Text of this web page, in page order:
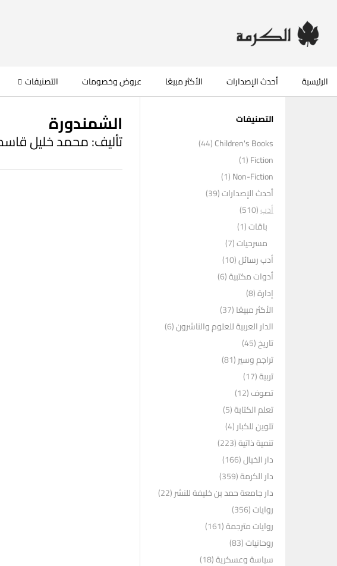
الرئيسية أحدث الإصدارات الأكثر مبيعًا عروض وخصومات التصنيفات
التصنيفات
Children's Books
(44)
Fiction
(1)
Non-Fiction
(1)
أحدث الإصدارات(39)
أدب(510)
باقات(1)
مسرحيات(7)
أدب رسائل(10)
أدوات مكتبية(6)
إدارة(8)
الأكثر مبيعًا(37)
الدار العربية للعلوم والناشرون(6)
تاريخ(45)
تراجم وسير(81)
تربية(17)
تصوف(12)
تعلم الكتابة(5)
تلوين للكبار(4)
تنمية ذاتية(223)
دار الخيال(166)
دار الكرمة(359)
دار جامعة حمد بن خليفة للنشر(22)
روايات(356)
روايات مترجمة(161)
روحانيات(83)
سياسة وعسكرية(18)
الشمندورة
تأليف: محمد خليل